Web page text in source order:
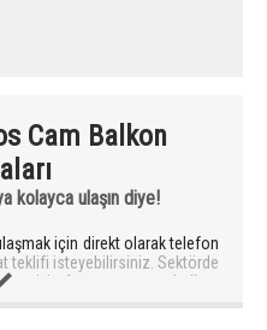
Cam Balkon
kolayca ulaşın diye!
için direkt olarak telefon
teklifi isteyebilirsiniz. Sektörde
en iyi Avanos cam balkon